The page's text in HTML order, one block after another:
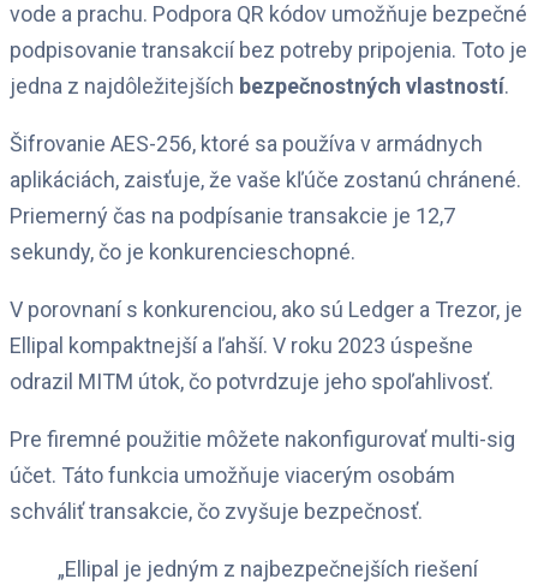
vode a prachu. Podpora QR kódov umožňuje bezpečné
podpisovanie transakcií bez potreby pripojenia. Toto je
jedna z najdôležitejších bezpečnostných vlastností.
Šifrovanie AES-256, ktoré sa používa v armádnych
aplikáciách, zaisťuje, že vaše kľúče zostanú chránené.
Priemerný čas na podpísanie transakcie je 12,7
sekundy, čo je konkurencieschopné.
V porovnaní s konkurenciou, ako sú Ledger a Trezor, je
Ellipal kompaktnejší a ľahší. V roku 2023 úspešne
odrazil MITM útok, čo potvrdzuje jeho spoľahlivosť.
Pre firemné použitie môžete nakonfigurovať multi-sig
účet. Táto funkcia umožňuje viacerým osobám
schváliť transakcie, čo zvyšuje bezpečnosť.
„Ellipal je jedným z najbezpečnejších riešení